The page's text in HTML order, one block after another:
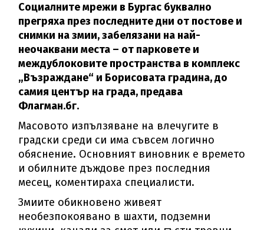
Социалните мрежи в Бургас буквално
прегряха през последните дни от постове и
снимки на змии, забелязани на най-
неочаквани места – от парковете и
междублоковите пространства в комплекс
„Възраждане“ и Борисовата градина, до
самия център на града, предава
Флагман.бг.
Масовото изпълзяване на влечугите в
градски среди си има съвсем логично
обяснение. Основният виновник е времето
и обилните дъждове през последния
месец, коментираха специалисти.
Змиите обикновено живеят
необезпокоявано в шахти, подземни